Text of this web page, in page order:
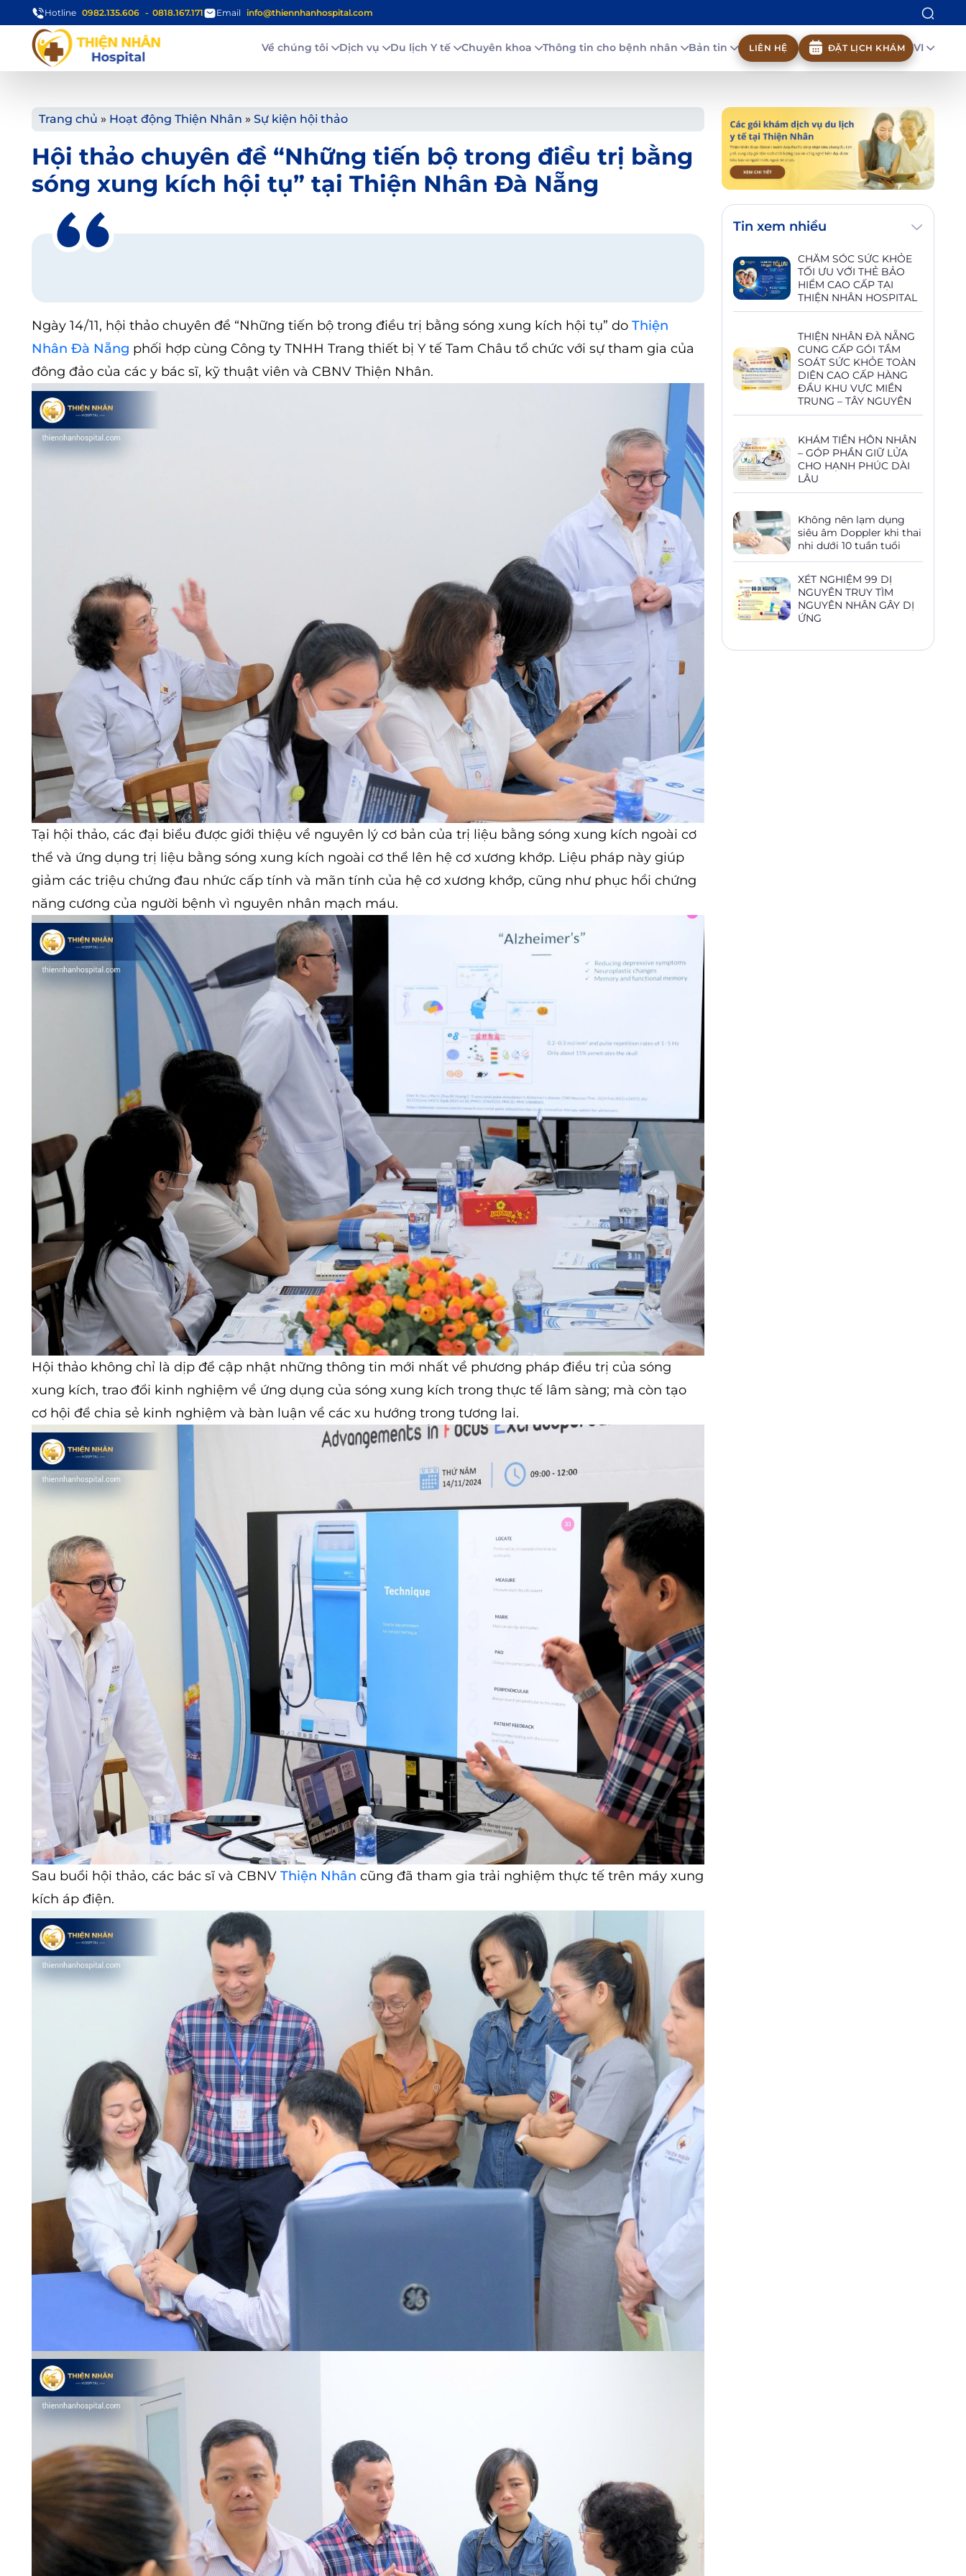
Hotline 0982.135.606 0818.167.171 Email info@thiennhanhospital.com
Về chúng tôi Dịch vụ Du lịch Y tế Chuyên khoa Thông tin cho bệnh nhân Bản tin LIÊN HỆ ĐẶT LỊCH KHÁM VI
Trang chủ » Hoạt động Thiện Nhân » Sự kiện hội thảo
Hội thảo chuyên đề “Những tiến bộ trong điều trị bằng
sóng xung kích hội tụ” tại Thiện Nhân Đà Nẵng
Ngày 14/11, hội thảo chuyên đề “Những tiến bộ trong điều trị bằng sóng xung kích hội tụ” do Thiện
Nhân Đà Nẵng phối hợp cùng Công ty TNHH Trang thiết bị Y tế Tam Châu tổ chức với sự tham gia của
đông đảo của các y bác sĩ, kỹ thuật viên và CBNV Thiện Nhân.
Tại hội thảo, các đại biểu được giới thiệu về nguyên lý cơ bản của trị liệu bằng sóng xung kích ngoài cơ
thể và ứng dụng trị liệu bằng sóng xung kích ngoài cơ thể lên hệ cơ xương khớp. Liệu pháp này giúp
giảm các triệu chứng đau nhức cấp tính và mãn tính của hệ cơ xương khớp, cũng như phục hồi chứng
năng cương của người bệnh vì nguyên nhân mạch máu.
Hội thảo không chỉ là dịp để cập nhật những thông tin mới nhất về phương pháp điều trị của sóng
xung kích, trao đổi kinh nghiệm về ứng dụng của sóng xung kích trong thực tế lâm sàng; mà còn tạo
cơ hội để chia sẻ kinh nghiệm và bàn luận về các xu hướng trong tương lai.
Sau buổi hội thảo, các bác sĩ và CBNV Thiện Nhân cũng đã tham gia trải nghiệm thực tế trên máy xung
kích áp điện.
Tin xem nhiều
CHĂM SÓC SỨC KHỎE
TỐI ƯU VỚI THẺ BẢO
HIỂM CAO CẤP TẠI
THIỆN NHÂN HOSPITAL
THIỆN NHÂN ĐÀ NẴNG
CUNG CẤP GÓI TẦM
SOÁT SỨC KHỎE TOÀN
DIỆN CAO CẤP HÀNG
ĐẦU KHU VỰC MIỀN
TRUNG – TÂY NGUYÊN
KHÁM TIỀN HÔN NHÂN
– GÓP PHẦN GIỮ LỬA
CHO HẠNH PHÚC DÀI
LÂU
Không nên lạm dụng
siêu âm Doppler khi thai
nhi dưới 10 tuần tuổi
XÉT NGHIỆM 99 DỊ
NGUYÊN TRUY TÌM
NGUYÊN NHÂN GÂY DỊ
ỨNG